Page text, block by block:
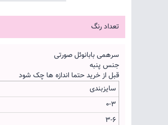
تعداد رنگ
سرهمی بابانوئل صورتی
جنس پنبه
قبل از خرید حتما اندازه ها چک شود
سایزبندی
0-3
3-6